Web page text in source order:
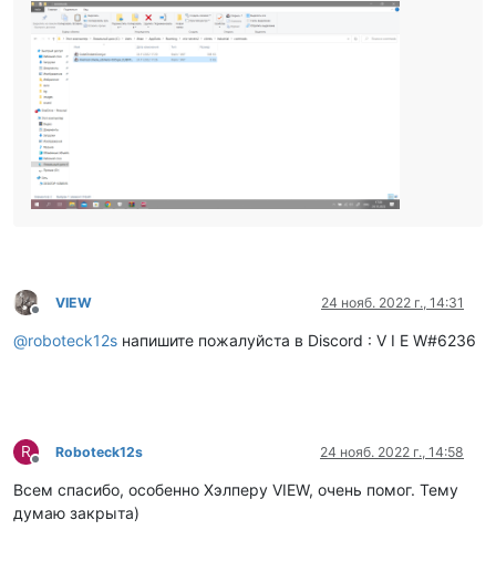
Не в сети
VIEW 24 нояб. 2022 г., 14:31
@roboteck12s напишите пожалуйста в Discord : V I E W#6236
R
Не в сети
Roboteck12s 24 нояб. 2022 г., 14:58
Всем спасибо, особенно Хэлперу VIEW, очень помог. Тему
думаю закрыта)